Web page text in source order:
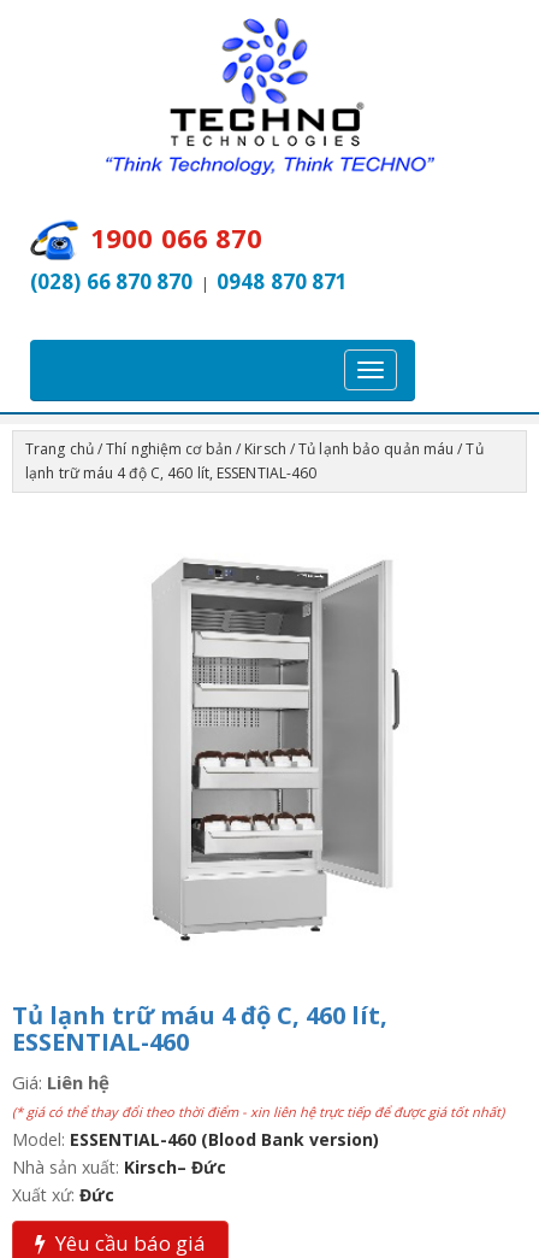
1900 066 870
(028) 66 870 870 | 0948 870 871
T
o
g
l
Trang chủ/Thí nghiệm cơ bản / Kirsch /Tủ lạnh bảo quản máu / Tủ
lạnh trữ máu 4 độ C, 460 lít, ESSENTIAL-460
Tủ lạnh trữ máu 4 độ C, 460 lít,
ESSENTIAL-460
Giá: Liên hệ
(* giá có thể thay đổi theo thời điểm - xin liên hệ trực tiếp để được giá tốt nhất)
Model: ESSENTIAL-460 (Blood Bank version)
Nhà sản xuất: Kirsch– Đức
Xuất xứ: Đức
Yêu cầu báo giá